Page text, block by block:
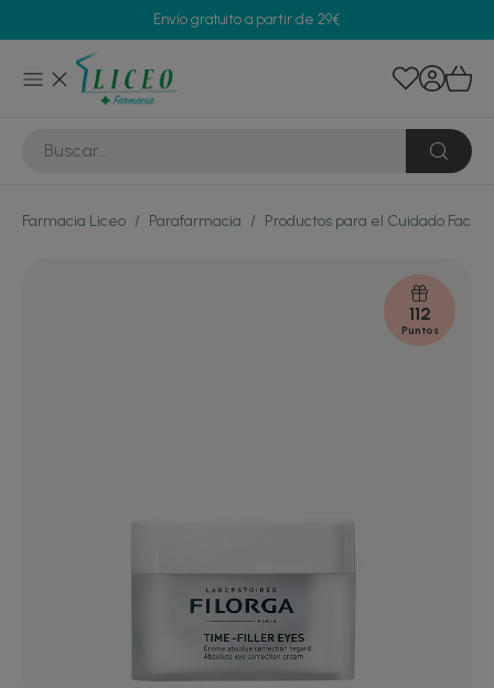
Envío gratuito a partir de 29€
Farmacia Liceo / Parafarmacia / Productos para el Cuidado Facial
112
Puntos